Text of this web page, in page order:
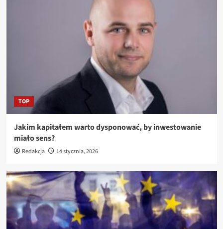
TOP
Jakim kapitałem warto dysponować, by inwestowanie
miało sens?
Redakcja 14 stycznia, 2026